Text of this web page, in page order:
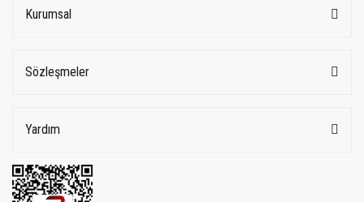
Kurumsal
Sözleşmeler
Yardım